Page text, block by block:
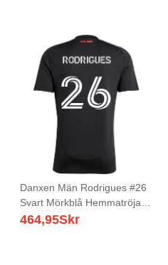
Danxen Män Rodrigues #26
Svart Mörkblå Hemmatröja
Matchtröjor 2025/26 Tröjor
464,95Skr